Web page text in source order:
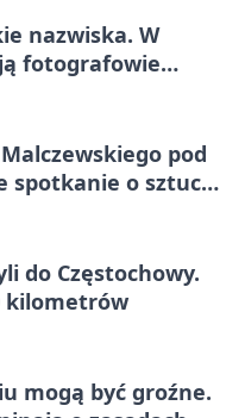
nazwiska. W
fotografowie
pod
spotkanie o sztuce i
do Częstochowy.
kilometrów
mogą być groźne.